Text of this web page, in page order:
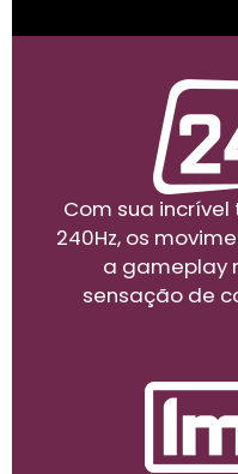
Com sua
240Hz, os
a gameplay
sensação de